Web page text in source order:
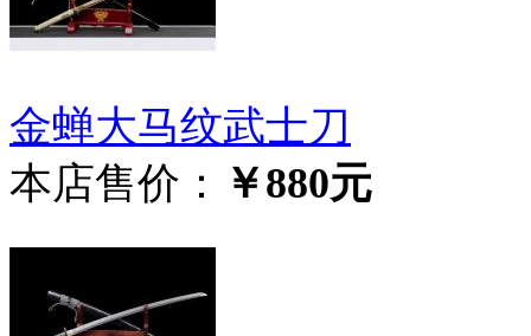
金蝉大马纹武士刀
本店售价： ￥880元